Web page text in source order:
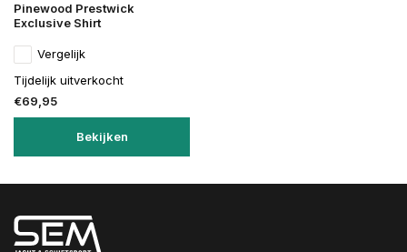
Pinewood Prestwick
Exclusive Shirt
Vergelijk
Tijdelijk uitverkocht
€69,95
Bekijken